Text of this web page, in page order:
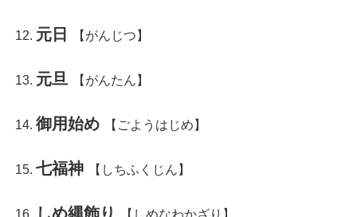
元日 【がんじつ】
元旦 【がんたん】
御用始め 【ごようはじめ】
七福神 【しちふくじん】
しめ縄飾り